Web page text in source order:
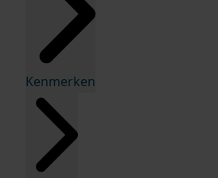
Kenmerken